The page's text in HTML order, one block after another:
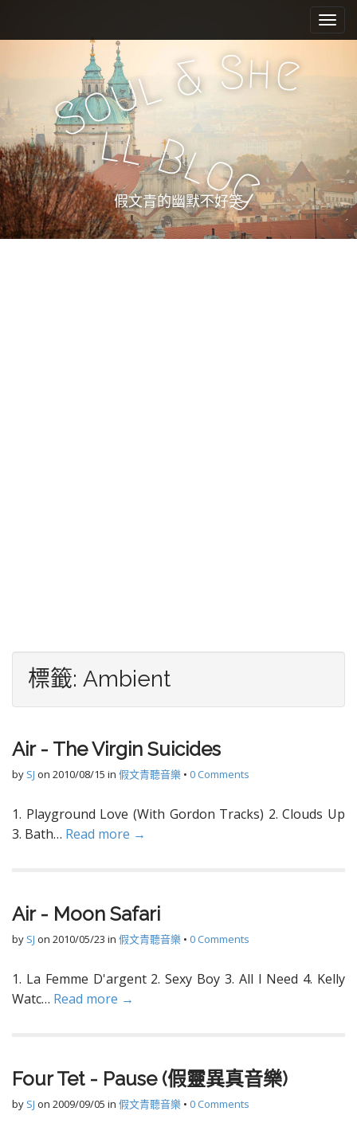
e
n
u
i
c
n
t
e
n
t
S
oul & She
llBlog
假文青的幽默不好笑
標籤: Ambient
Air - The Virgin Suicides
by SJ on 2010/08/15 in 假文青聽音樂 • 0 Comments
1. Playground Love (With Gordon Tracks) 2. Clouds Up
3. Bath… Read more →
Air - Moon Safari
by SJ on 2010/05/23 in 假文青聽音樂 • 0 Comments
1. La Femme D'argent 2. Sexy Boy 3. All I Need 4. Kelly
Watc… Read more →
Four Tet - Pause (假靈異真音樂)
by SJ on 2009/09/05 in 假文青聽音樂 • 0 Comments